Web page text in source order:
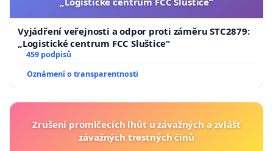
Vyjádření veřejnosti a odpor proti záměru STC2879:
„Logistické centrum FCC Sluštice“
459 podpisů
Oznámení o transparentnosti
Zrušení promlčecích lhůt u závažných a zvlášť
závažných trestných činů